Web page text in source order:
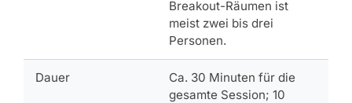
Breakout-Räumen ist
meist zwei bis drei
Personen.
Dauer
Ca. 30 Minuten für die
gesamte Session; 10